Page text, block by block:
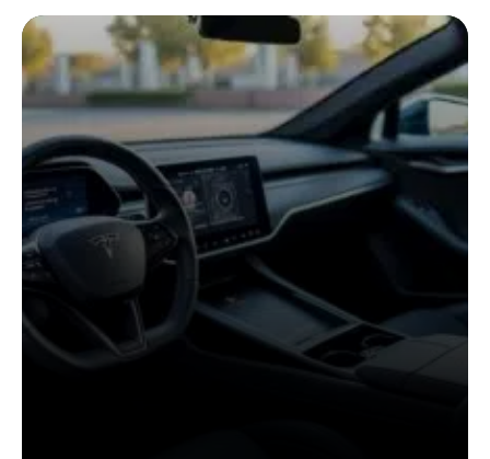
électrique qui pourraient bien changer
votre expérience de conduite
25 janvier 2026